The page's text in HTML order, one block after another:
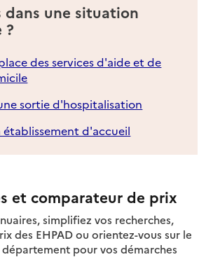
dans une situation
?
des services d'aide et de
sortie d'hospitalisation
établissement d'accueil
et comparateur de prix
simplifiez vos recherches,
des EHPAD ou orientez-vous sur le
pour vos démarches